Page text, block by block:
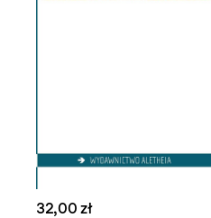
32,00 zł